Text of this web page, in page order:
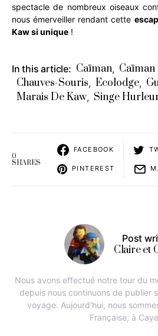
spectacle de nombreux oiseaux
nous émerveiller rendant cette
Kaw si unique !
In this article: Caïman,
Chauves-Souris, Ecolodge,
Marais De Kaw, Singe
0
SHARES
FACEBOOK
PINTEREST
Post
Claire et
Nous avons effectué notre tour du
depuis nous continuons de publier
voyage. Aujourd'hui, nous
Française, à